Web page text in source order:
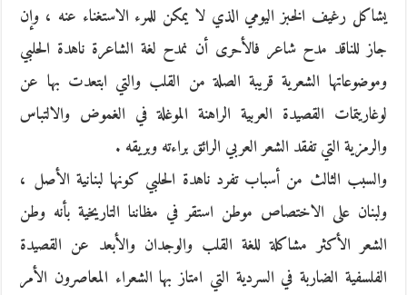
يشاكل رغيف الخبز اليومي الذي لا يمكن للمرء الاستغناء عنه ، وإن
جاز للناقد مدح شاعر فالأحرى أن نمدح لغة الشاعرة ناهدة الحلبي
وموضوعاتها الشعرية قريبة الصلة من القلب والتي ابتعدت بها عن
لوغاريتمات القصيدة العربية الراهنة الموغلة في الغموض والالتباس
والرمزية التي تفقد الشعر العربي الرائق براءته وبريقه .
والسبب الثالث من أسباب تفرد ناهدة الحلبي كونها لبنانية الأصل ،
ولبنان على الاختصاص موطن استقر في مظاننا التاريخية بأنه وطن
الشعر الأكثر مشاكلة للغة القلب والوجدان والأبعد عن القصيدة
الفلسفية الضاربة في السردية التي امتاز بها الشعراء المعاصرون الأمر